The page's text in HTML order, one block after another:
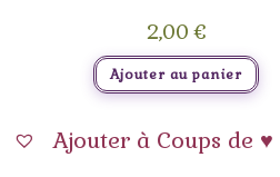
2,00€
Ajouter au panier
Ajouter à Coups de ♥